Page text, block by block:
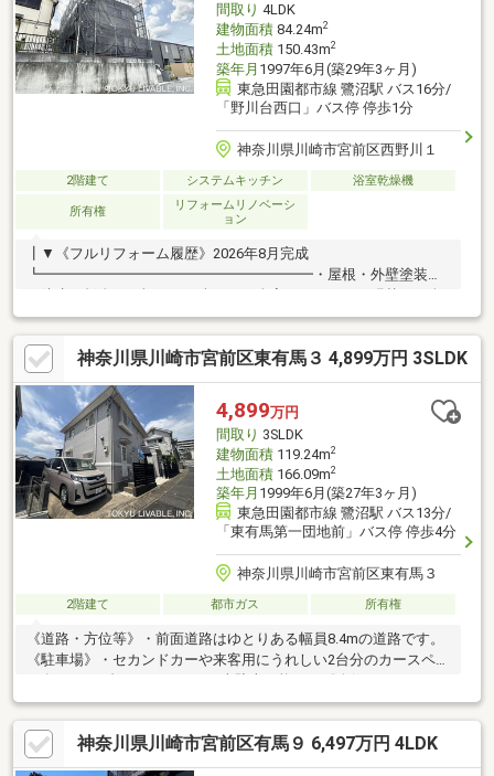
間取り 4LDK
建物面積84.24m2
土地面積150.43m2
築年月 1997年6月(築29年3ヶ月)
東急田園都市線 鷺沼駅 バス16分/
「野川台西口」バス停 停歩1分
神奈川県川崎市宮前区西野川１
2階建て システムキッチン 浴室乾燥機
所有権
リフォームリノベーシ
ョン
┃▼《フルリフォーム履歴》2026年8月完成
┗━━━━━━━━━━━━━━━━━━━・屋根・外壁塗装
（防水・板金・雨樋などを含む）・全室フローリング張替え・全
室クロス張替え・玄関ドア交換・建具交換・システムキッチン新
品（LIXIL・シエラS）・浴室交換（LIXIL・リデアＭタイプ）・ト
イレ交換（INAX・ベーシアシャワートイレ）・洗面化粧台交換・
玄関収納交換（Panasonic・コンポリア）・カーテンレール新規
交換┃▼《おすすめポイント》
┗━━━━━━━━━━━━━━━━━━━□南東・北東の２方
向道路に接道のため、開放感のある一戸建てとなっております。
神奈川県川崎市宮前区東有馬３ 4,899万円 3SLDK
4,899万円
間取り 3SLDK
建物面積119.24m2
土地面積166.09m2
築年月 1999年6月(築27年3ヶ月)
東急田園都市線 鷺沼駅 バス13分/
「東有馬第一団地前」バス停 停歩4分
神奈川県川崎市宮前区東有馬３
2階建て 都市ガス 所有権
《道路・方位等》・前面道路はゆとりある幅員8.4mの道路です。
《駐車場》・セカンドカーや来客用にうれしい2台分のカースペー
ム》・令和8年7月下旬 全室ハウスクリーニング完了予定・令和8
年8月下旬 室内一部クロス張り替え完了予定・令和8年9月下旬 外
壁塗装完了予定・2020年 1階を中心にリフォーム履歴有 クロス
張替え、フローリング張替え、システムキッチン交換、ユニット
神奈川県川崎市宮前区有馬９ 6,497万円 4LDK